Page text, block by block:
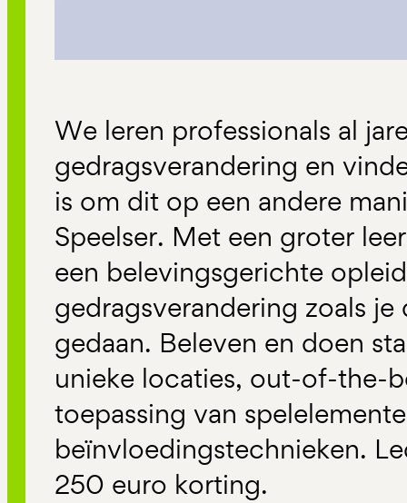
We leren professionals al
gedragsverandering en
is om dit op een andere
Speelser. Met een groter
een belevingsgerichte
gedragsverandering zoals
gedaan. Beleven en doen
unieke locaties, out-of-the-
toepassing van
beïnvloedingstechnieken.
250 euro korting.